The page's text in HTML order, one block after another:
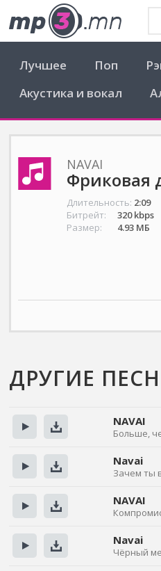
Лучшее Поп
Акустика и вокал
NAVAI
Фриковая
Длительность: 2:09
Битрейт:
320 kbps
Размер:
4.93 МБ
ДРУГИЕ
NAVAI
Больше,
Navai
Зачем ты
NAVAI
Navai
Чёрный